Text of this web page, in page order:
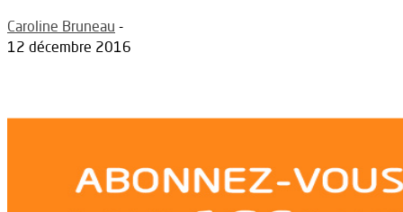
Caroline Bruneau -
12 décembre 2016